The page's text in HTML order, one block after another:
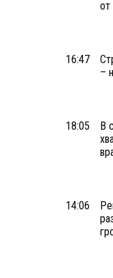
от
16:47
–
18:05
В
14:06